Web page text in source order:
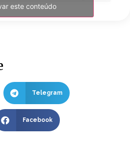
este conteúdo
Telegram
Facebook